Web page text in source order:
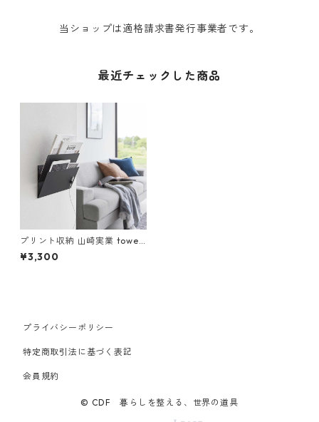
当ショップは適格請求書発行事業者です。
最近チェックした商品
プリント収納 山崎実業 tower
タワー ウォール縦横連結プリ
ント収納ラック 石こうボード
¥3,300
プライバシーポリシー
特定商取引法に基づく表記
会員規約
© CDF 暮らしを整える、世界の道具